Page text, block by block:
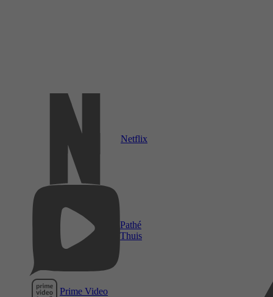
Netflix
Pathé
Thuis
Prime Video